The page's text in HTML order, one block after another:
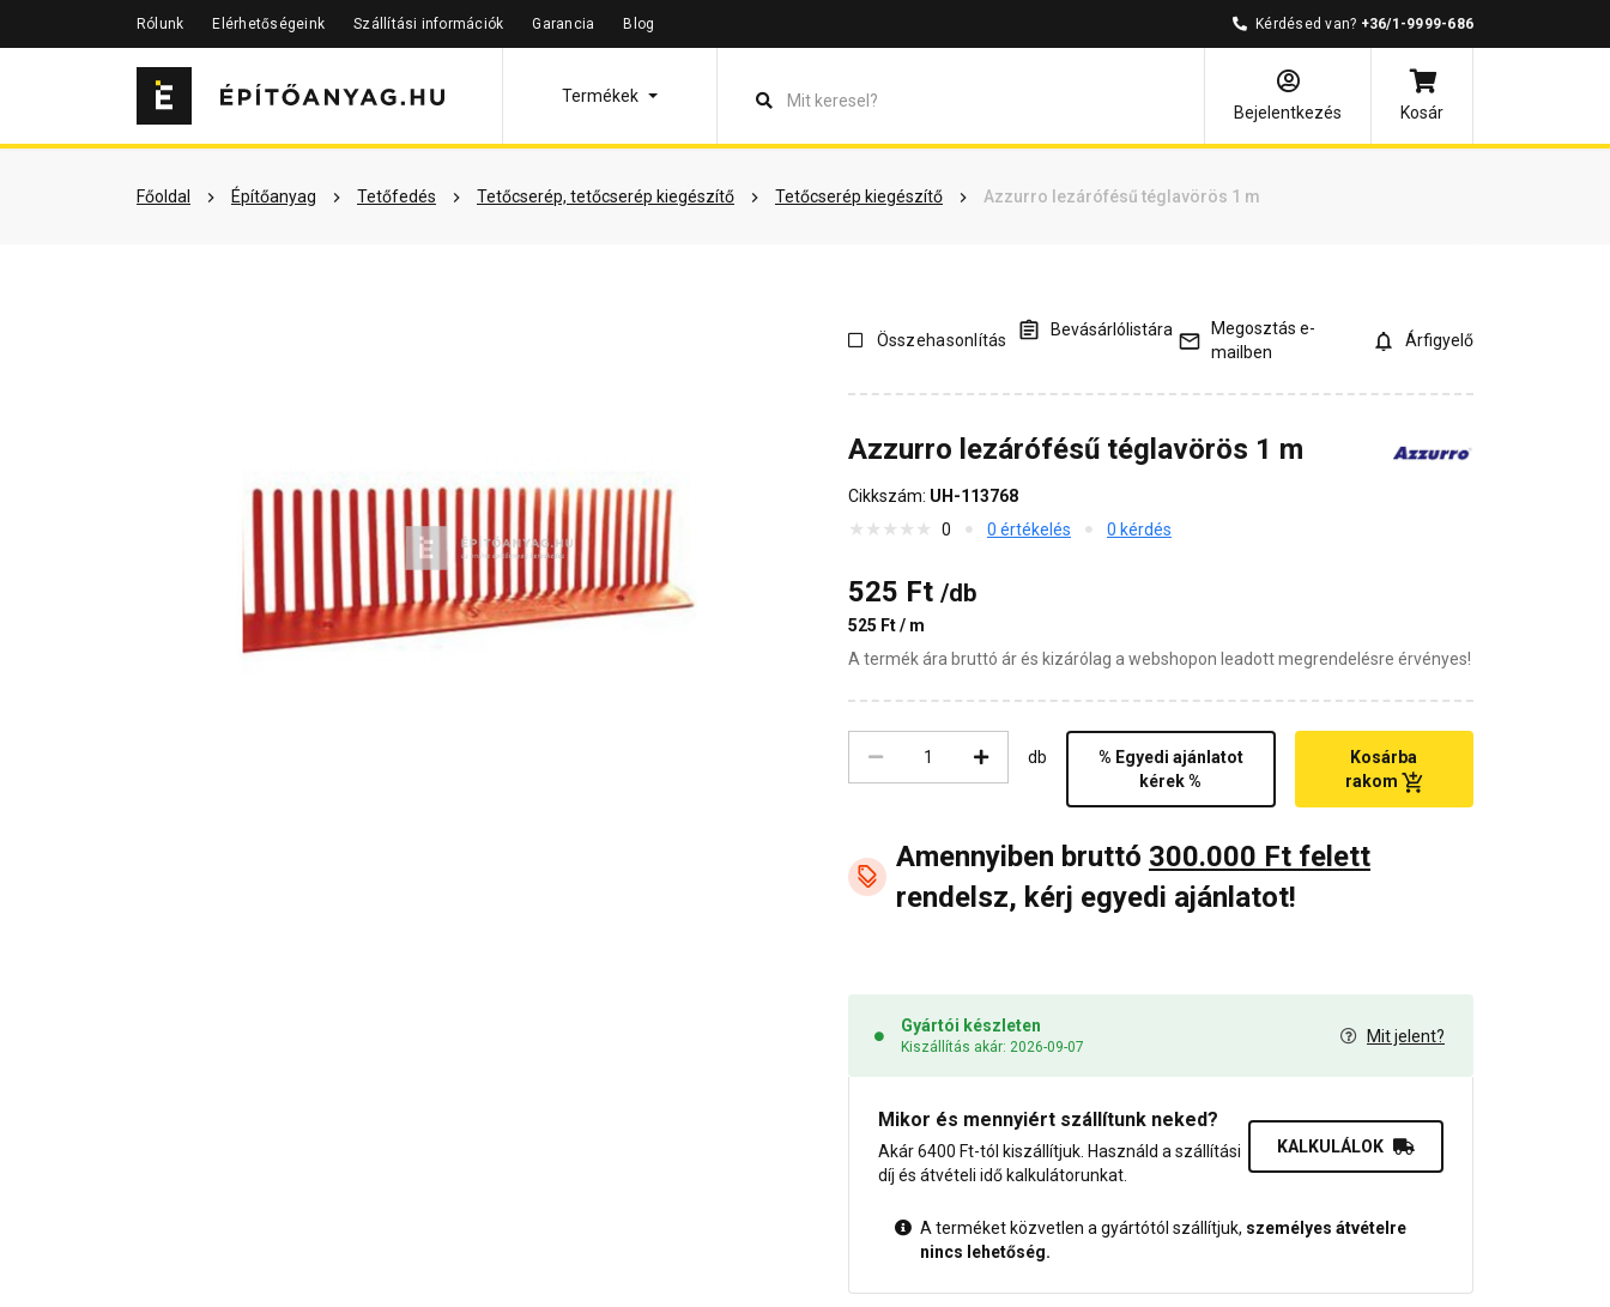
Rólunk Elérhetőségeink Szállítási információk Garancia Blog Kérdésed van? +36/1-9999-686
Termékek
Bejelentkezés
Kosár
Főoldal Építőanyag Tetőfedés Tetőcserép, tetőcserép kiegészítő Tetőcserép kiegészítő Azzurro lezárófésű téglavörös 1 m
Szükséged lehet rá Részletes leírás Termékinformáció Vásárlói vélemények Kérdések és válaszok Kapcsolódó cikkek
Összehasonlítás
Bevásárlólistára
Megosztás e-
mailben
Árfigyelő
Azzurro lezárófésű téglavörös 1 m
Cikkszám: UH-113768
0
0 értékelés 0 kérdés
525 Ft /db
525 Ft / m
A termék ára bruttó ár és kizárólag a webshopon leadott megrendelésre érvényes!
db
% Egyedi ajánlatot
kérek %
Kosárba
rakom
Amennyiben bruttó 300.000 Ft felett
rendelsz, kérj egyedi ajánlatot!
Gyártói készleten
Kiszállítás akár: 2026-09-07
Mit jelent?
Mikor és mennyiért szállítunk neked?
Akár 6400 Ft-tól kiszállítjuk. Használd a szállítási
díj és átvételi idő kalkulátorunkat.
KALKULÁLOK
A terméket közvetlen a gyártótól szállítjuk, személyes átvételre
nincs lehetőség.